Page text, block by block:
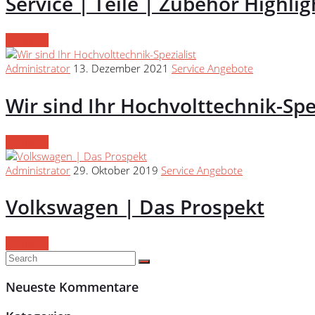
Administrator 13. Dezember 2021 Service Angebote
Wir sind Ihr Hochvolttechnik-
Administrator 29. Oktober 2019 Service Angebote
Volkswagen | Das Prospekt
Neueste Kommentare